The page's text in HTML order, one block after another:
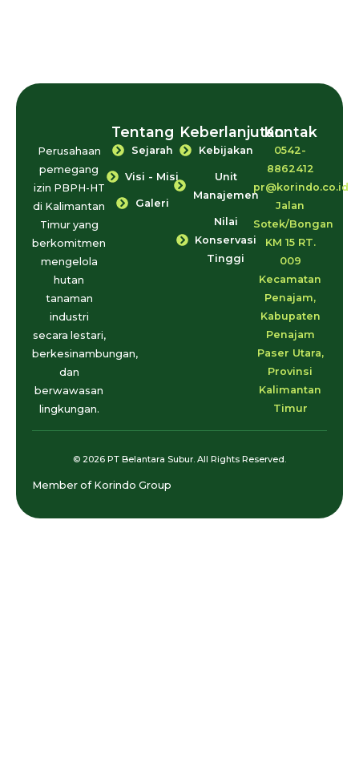
Perusahaan
pemegang
izin PBPH-HT
di Kalimantan
Timur yang
berkomitmen
mengelola
hutan
tanaman
industri
secara lestari,
berkesinambungan,
dan
berwawasan
lingkungan.
Tentang
Sejarah
Visi - Misi
Galeri
Keberlanjutan
Kebijakan
Unit
Manajemen
Nilai
Konservasi
Tinggi
Kontak
0542-
8862412
pr@korindo.co.id
Jalan
Sotek/Bongan
KM 15 RT.
009
Kecamatan
Penajam,
Kabupaten
Penajam
Paser Utara,
Provinsi
Kalimantan
Timur
© 2026 PT Belantara Subur. All Rights Reserved.
Member of Korindo Group